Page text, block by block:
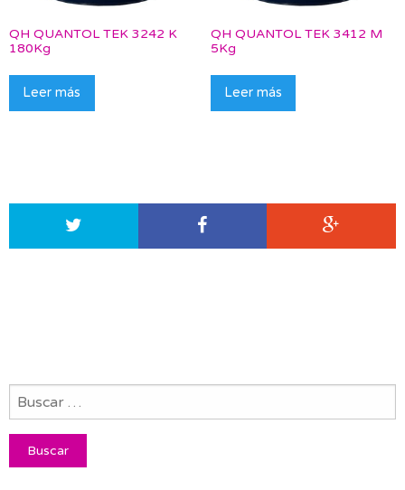
QH QUANTOL TEK 3242 K
180Kg
Leer más
QH QUANTOL TEK 3412 M
5Kg
Leer más